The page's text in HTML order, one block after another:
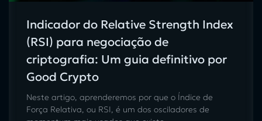
Indicador do Relative Strength Index
(RSI) para negociação de
criptografia: Um guia definitivo por
Good Crypto
Neste artigo, aprenderemos por que o Índice de
Força Relativa, ou RSI, é um dos osciladores de